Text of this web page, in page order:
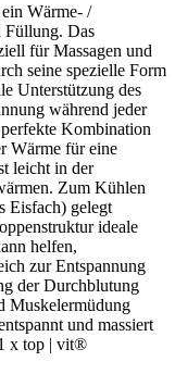
Wärme- /
Füllung. Das
für Massagen und
seine spezielle Form
Unterstützung des
während jeder
Kombination
Wärme für eine
leicht in der
Zum Kühlen
Eisfach) gelegt
ideale
helfen,
zur Entspannung
der Durchblutung
Muskelermüdung
und massiert
x top | vit®